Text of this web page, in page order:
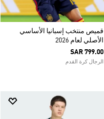
قميص منتخب إسبانيا الأساسي
الأصلي لعام 2026
SAR 799.00
الرجال كرة القدم